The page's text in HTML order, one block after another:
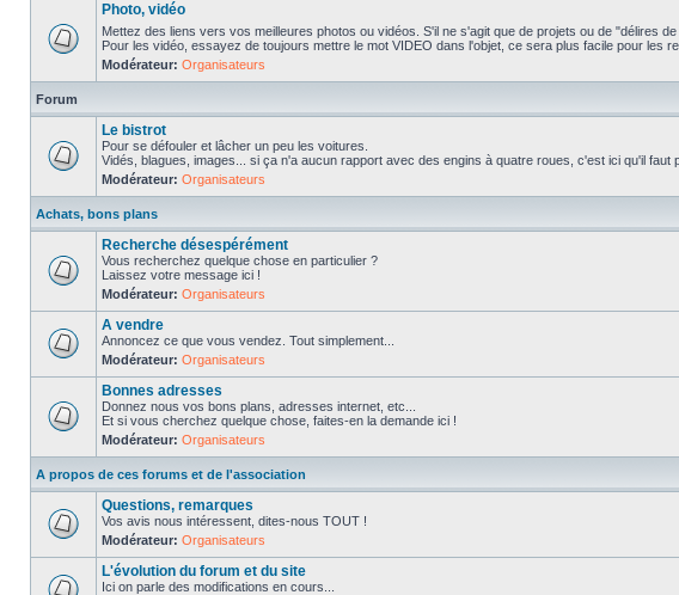
Photo, vidéo
Mettez des liens vers vos meilleures photos ou vidéos. S'il ne s'agit que de projets ou de "délires
Pour les vidéo, essayez de toujours mettre le mot VIDEO dans l'objet, ce sera plus facile pour les
Modérateur: Organisateurs
Forum
Le bistrot
Pour se défouler et lâcher un peu les voitures.
Vidés, blagues, images... si ça n'a aucun rapport avec des engins à quatre roues, c'est ici qu'il faut
Modérateur: Organisateurs
Achats, bons plans
Recherche désespérément
Vous recherchez quelque chose en particulier ?
Laissez votre message ici !
Modérateur: Organisateurs
A vendre
Annoncez ce que vous vendez. Tout simplement...
Modérateur: Organisateurs
Bonnes adresses
Donnez nous vos bons plans, adresses internet, etc...
Et si vous cherchez quelque chose, faites-en la demande ici !
Modérateur: Organisateurs
A propos de ces forums et de l'association
Questions, remarques
Vos avis nous intéressent, dites-nous TOUT !
Modérateur: Organisateurs
L'évolution du forum et du site
Ici on parle des modifications en cours...